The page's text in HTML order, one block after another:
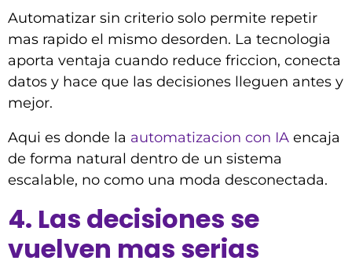
Automatizar sin criterio solo permite repetir
mas rapido el mismo desorden. La tecnologia
aporta ventaja cuando reduce friccion, conecta
datos y hace que las decisiones lleguen antes y
mejor.
Aqui es donde la automatizacion con IA encaja
de forma natural dentro de un sistema
escalable, no como una moda desconectada.
4. Las decisiones se
vuelven mas serias